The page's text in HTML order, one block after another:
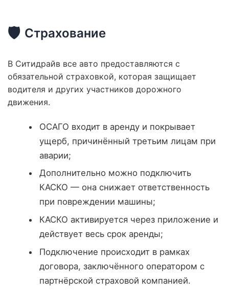
🛡️ Страхование
В Ситидрайв все авто предоставляются с
обязательной страховкой, которая защищает
водителя и других участников дорожного
движения.
ОСАГО входит в аренду и покрывает
ущерб, причинённый третьим лицам при
аварии;
Дополнительно можно подключить
КАСКО — она снижает ответственность
при повреждении машины;
КАСКО активируется через приложение и
действует весь срок аренды;
Подключение происходит в рамках
договора, заключённого оператором с
партнёрской страховой компанией.